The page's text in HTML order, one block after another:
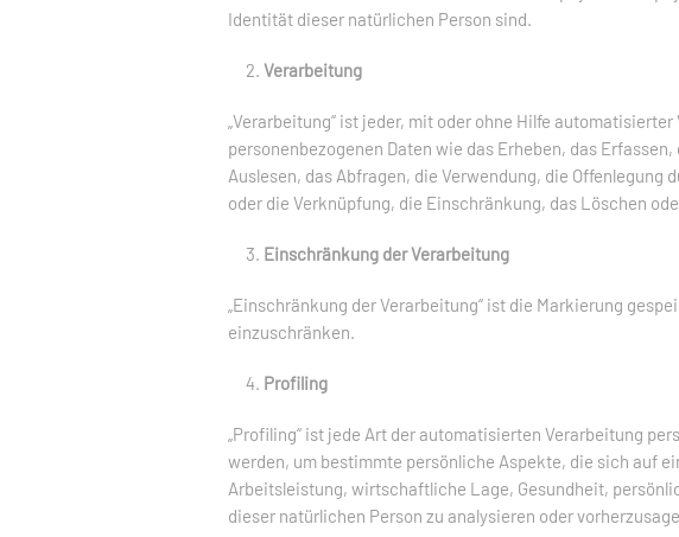
Identität dieser natürlichen Person sind.
Verarbeitung
„Verarbeitung“ ist jeder, mit oder ohne Hilfe
personenbezogenen Daten wie das Erheben, das
Auslesen, das Abfragen, die Verwendung, die
oder die Verknüpfung, die Einschränkung, das Löschen
Einschränkung der Verarbeitung
„Einschränkung der Verarbeitung“ ist die Markierung
einzuschränken.
Profiling
„Profiling“ ist jede Art der automatisierten Verarbeitung
werden, um bestimmte persönliche Aspekte, die sich auf
Arbeitsleistung, wirtschaftliche Lage, Gesundheit,
dieser natürlichen Person zu analysieren oder